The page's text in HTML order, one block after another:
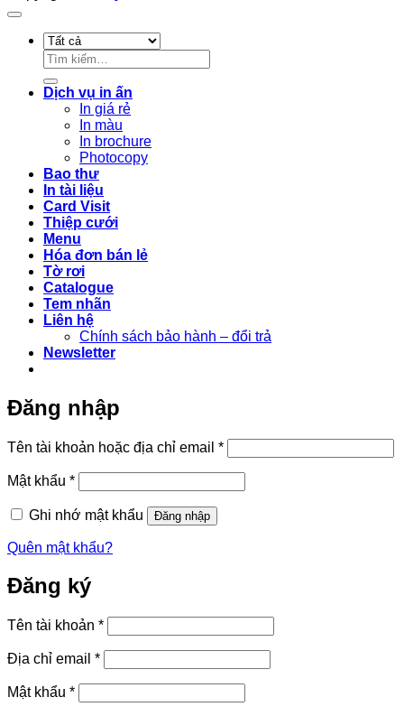
Tìm
kiếm:
Dịch vụ in ấn
In giá rẻ
In màu
In brochure
Photocopy
Bao thư
In tài liệu
Card Visit
Thiệp cưới
Menu
Hóa đơn bán lẻ
Tờ rơi
Catalogue
Tem nhãn
Liên hệ
Chính sách bảo hành – đổi trả
Newsletter
Đăng nhập
Tên tài khoản hoặc địa chỉ email *Bắt
buộc
Mật khẩu *Bắt
buộc
Ghi nhớ mật khẩu
Đăng nhập
Quên mật khẩu?
Đăng ký
Tên tài khoản *Bắt
buộc
Địa chỉ email *Bắt
buộc
Mật khẩu *Bắt
buộc